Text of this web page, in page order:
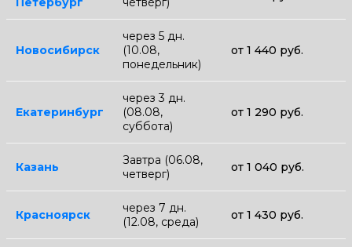
Новосибирск
через 5 дн.
(10.08,
понедельник)
от 1 440 руб.
Екатеринбург
через 3 дн.
(08.08,
суббота)
от 1 290 руб.
Казань
Завтра (06.08,
четверг)
от 1 040 руб.
Красноярск
через 7 дн.
(12.08, среда)
от 1 430 руб.